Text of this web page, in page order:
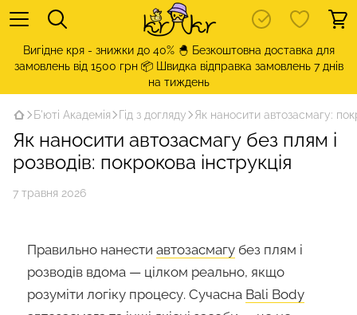
Вигідне кря - знижки до 40% 🐣 Безкоштовна доставка для
замовлень від 1500 грн 📦 Швидка відправка замовлень 7 днів
на тиждень
Б'юті Академія Гід з догляду Як наносити автозасмагу:
Як наносити автозасмагу без плям і
розводів: покрокова інструкція
7 травня 2026
Правильно нанести автозасмагу без плям і
розводів вдома — цілком реально, якщо
розуміти логіку процесу. Сучасна Bali Body